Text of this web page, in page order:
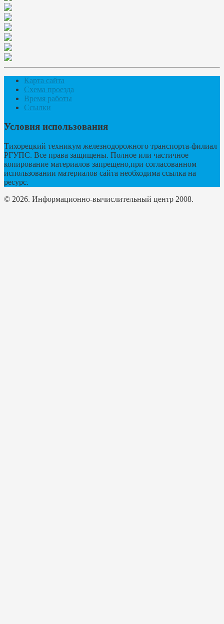
Карта сайта
Схема проезда
Время работы
Ссылки
Условия использования
Тихорецкий техникум железнодорожного транспорта-филиал
РГУПС. Все права защищены. Полное или частичное
копирование материалов запрещено,при согласованном
использовании материалов сайта необходима ссылка на
ресурс.
© 2026. Информационно-вычислительный центр 2008.